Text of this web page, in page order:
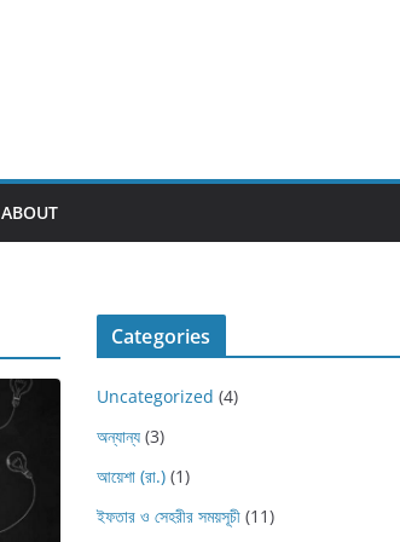
ABOUT
Categories
Uncategorized (4)
অন্যান্য (3)
আয়েশা (রা.) (1)
ইফতার ও সেহরীর সময়সূচী (11)